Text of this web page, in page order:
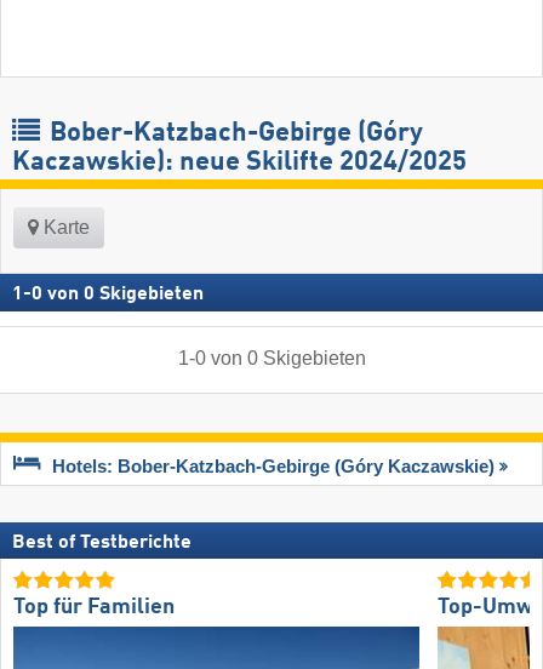
Bober-Katzbach-Gebirge (Góry
Kaczawskie): neue Skilifte 2024/2025
Karte
1 -0 von 0 Skigebieten
1-0von 0 Skigebieten
Hotels: Bober-Katzbach-Gebirge (Góry Kaczawskie)
Best of Testberichte
Top für Familien Top-